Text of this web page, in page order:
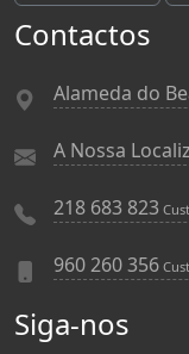
Contactos
Alameda do
A Nossa
218 683 823
960 260 356
Siga-nos